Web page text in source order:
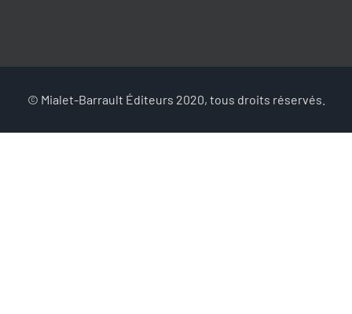
© Mialet-Barrault Éditeurs 2020, tous droits réservés.